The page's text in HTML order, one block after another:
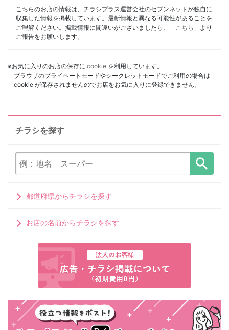
こちらのお店の情報は、チラシプラス運営会社のセブンネットが独自に
収集した情報を掲載しています。最新情報と異なる可能性があることを
ご理解ください。掲載情報に間違いがございましたら、「 こちら 」より
ご報告をお願いします。
※お気に入りのお店の保存に cookie を利用しています。
ブラウザのプライベートモードやシークレットモードでご利用の場合は
cookie が保存されませんのでお店をお気に入りに登録できません。
チラシを探す
都道府県からチラシを探す
お店の名前からチラシを探す